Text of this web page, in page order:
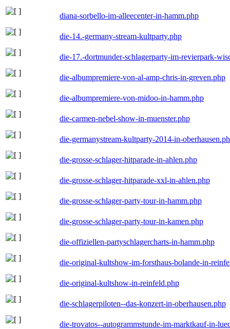
diana-sorbello-im-alleecenter-in-hamm.php
die-14.-germany-stream-kultparty.php
die-17.-dortmunder-schlagerparty-im-revierpark-
die-albumpremiere-von-al-amp-chris-in-greven.php
die-albumpremiere-von-midoo-in-hamm.php
die-carmen-nebel-show-in-muenster.php
die-germanystream-kultparty-2014-in-
die-grosse-schlager-hitparade-in-ahlen.php
die-grosse-schlager-hitparade-xxl-in-ahlen.php
die-grosse-schlager-party-tour-in-hamm.php
die-grosse-schlager-party-tour-in-kamen.php
die-offiziellen-partyschlagercharts-in-hamm.php
die-original-kultshow-im-forsthaus-bolande-in-
die-original-kultshow-in-reinfeld.php
die-schlagerpiloten--das-konzert-in-oberhausen.php
die-trovatos--autogrammstunde-im-marktkauf-in-